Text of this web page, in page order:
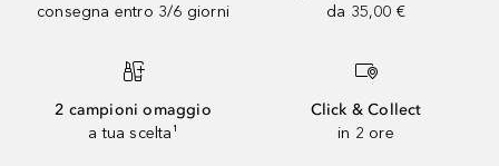
consegna entro 3/6 giorni
da 35,00 €
2 campioni omaggio
a tua scelta¹
Click & Collect
in 2 ore